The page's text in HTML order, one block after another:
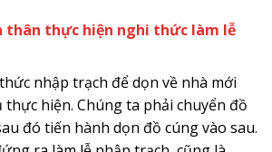
thân thực hiện nghi thức làm lễ
nhập trạch để dọn về nhà mới
thực hiện. Chúng ta phải chuyển đồ
đó tiến hành dọn đồ cúng vào sau.